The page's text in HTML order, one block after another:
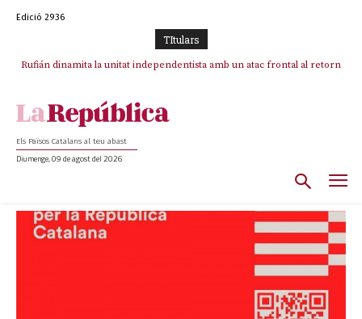
Edició 2936
TItulars
Rufián dinamita la unitat independentista amb un atac frontal al retorn
Els Països Catalans al teu abast
Diumenge, 09 de agost del 2026